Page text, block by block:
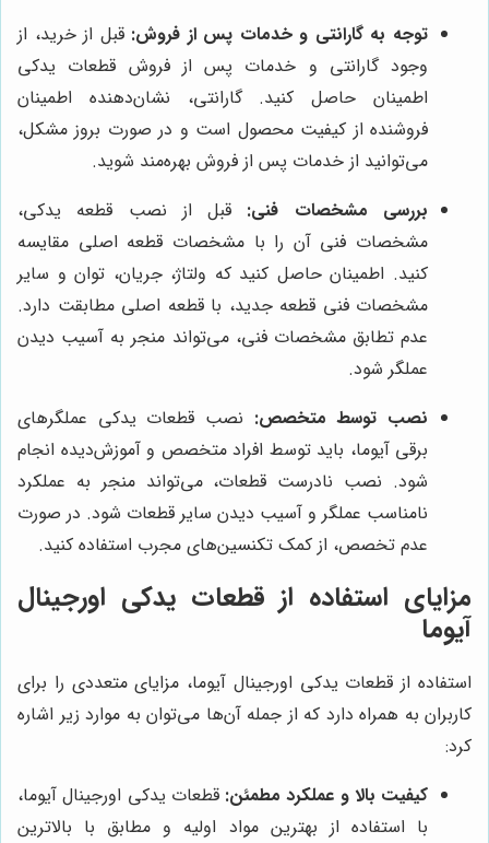
توجه به گارانتی و خدمات پس از فروش: قبل از خرید، از
وجود گارانتی و خدمات پس از فروش قطعات یدکی
اطمینان حاصل کنید. گارانتی، نشان‌دهنده اطمینان
فروشنده از کیفیت محصول است و در صورت بروز مشکل،
می‌توانید از خدمات پس از فروش بهره‌مند شوید.
بررسی مشخصات فنی: قبل از نصب قطعه یدکی،
مشخصات فنی آن را با مشخصات قطعه اصلی مقایسه
کنید. اطمینان حاصل کنید که ولتاژ، جریان، توان و سایر
مشخصات فنی قطعه جدید، با قطعه اصلی مطابقت دارد.
عدم تطابق مشخصات فنی، می‌تواند منجر به آسیب دیدن
عملگر شود.
نصب توسط متخصص: نصب قطعات یدکی عملگرهای
برقی آیوما، باید توسط افراد متخصص و آموزش‌دیده انجام
شود. نصب نادرست قطعات، می‌تواند منجر به عملکرد
نامناسب عملگر و آسیب دیدن سایر قطعات شود. در صورت
عدم تخصص، از کمک تکنسین‌های مجرب استفاده کنید.
مزایای استفاده از قطعات یدکی اورجینال
آیوما
استفاده از قطعات یدکی اورجینال آیوما، مزایای متعددی را برای
کاربران به همراه دارد که از جمله آن‌ها می‌توان به موارد زیر اشاره
کرد:
کیفیت بالا و عملکرد مطمئن: قطعات یدکی اورجینال آیوما،
با استفاده از بهترین مواد اولیه و مطابق با بالاترین